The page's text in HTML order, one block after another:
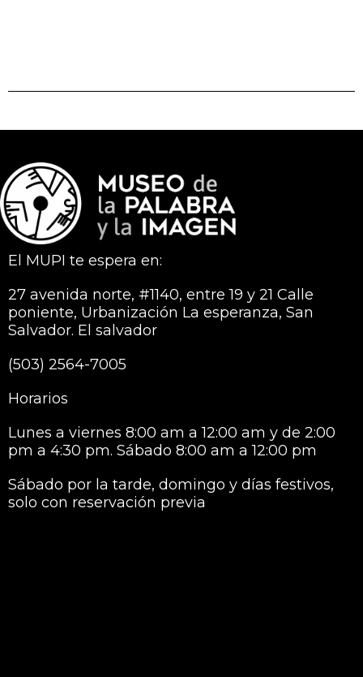
El MUPI te espera en:
27 avenida norte, #1140, entre 19 y 21 Calle
poniente, Urbanización La esperanza, San
Salvador. El salvador
(503) 2564-7005
Horarios
Lunes a viernes 8:00 am a 12:00 am y de 2:00
pm a 4:30 pm. Sábado 8:00 am a 12:00 pm
Sábado por la tarde, domingo y días festivos,
solo con reservación previa